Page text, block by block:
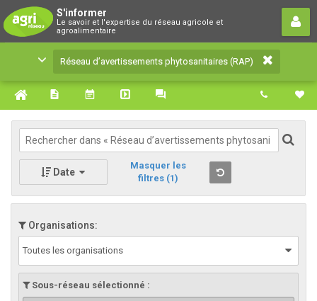
S'informer
Le savoir et l'expertise du réseau agricole et
agroalimentaire
Réseau d’avertissements
phytosanitaires (RAP)
Le savoir et l'expertise du réseau agricole et
agroalimentaire
Réseau d’avertissements phytosanitaires (RAP)
Date
Masquer les
filtres (1)
Organisations:
Toutes les organisations
Sous-réseau sélectionné :